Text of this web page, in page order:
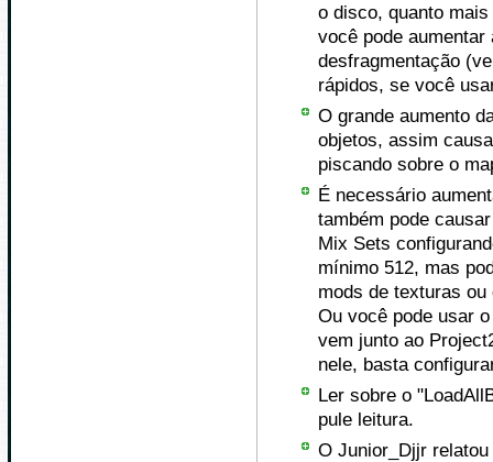
o disco, quanto
você pode
desfragmentação
rápidos, se você
O grande aumento
objetos, assim
piscando sobre o
É necessário
também pode
Mix Sets
mínimo 512, mas
mods de texturas
Ou você pode usar
vem junto ao
nele, basta
Ler sobre o
pule leitura.
O Junior_Djjr